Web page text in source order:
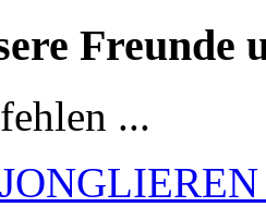
Freunde
...